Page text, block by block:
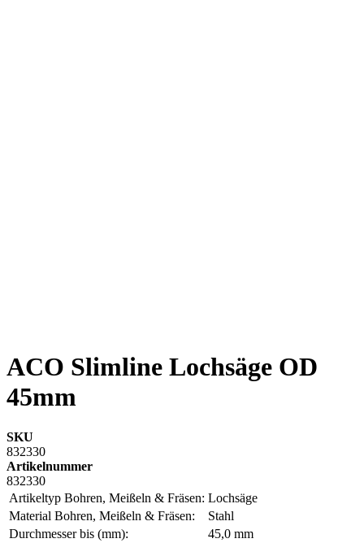
ACO Slimline Lochsäge OD
45mm
SKU
832330
Artikelnummer
832330
Artikeltyp Bohren, Meißeln & Fräsen: Lochsäge
Material Bohren, Meißeln & Fräsen:
Stahl
Durchmesser bis (mm):
45,0 mm